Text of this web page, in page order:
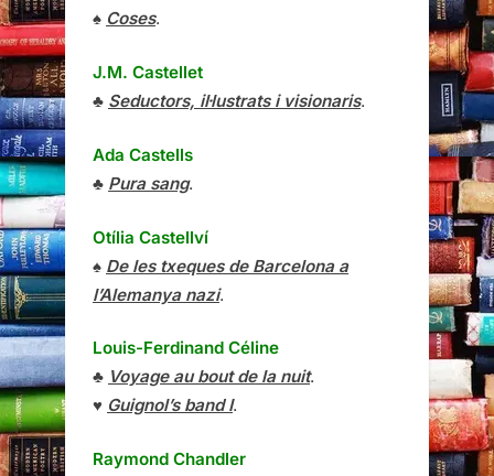
♠ Coses.
J.M. Castellet
♣ Seductors, il·lustrats i visionaris.
Ada Castells
♣ Pura sang.
Otília Castellví
♠ De les txeques de Barcelona a
l’Alemanya nazi.
Louis-Ferdinand Céline
♣ Voyage au bout de la nuit.
♥ Guignol’s band I.
Raymond Chandler